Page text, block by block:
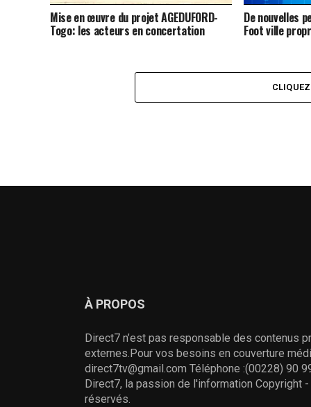
Mise en œuvre du projet AGEDUFORD-
Togo: les acteurs en concertation
De nouvelles
Foot ville
À PROPOS
Direct7 n’est pas responsable des contenus
externes.Pour vos besoins en couverture
direct7tv@gmail.com Téléphone :(00228) 90
Direct7, la passion de l'information Copyright
réservés.